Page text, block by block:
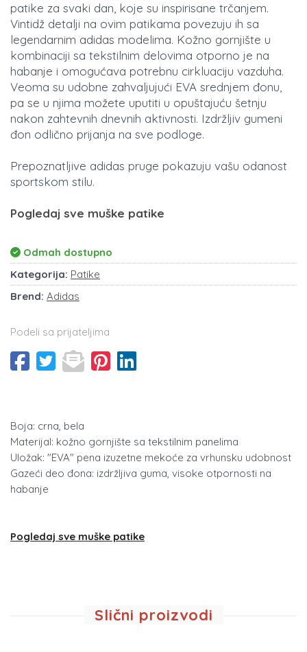
patike za svaki dan, koje su inspirisane trčanjem.
Vintidž detalji na ovim patikama povezuju ih sa
legendarnim adidas modelima. Kožno gornjište u
kombinaciji sa tekstilnim delovima otporno je na
habanje i omogućava potrebnu cirkluaciju vazduha.
Veoma su udobne zahvaljujući EVA srednjem đonu,
pa se u njima možete uputiti u opuštajuću šetnju
nakon zahtevnih dnevnih aktivnosti. Izdržljiv gumeni
đon odlično prijanja na sve podloge.
Prepoznatljive adidas pruge pokazuju vašu odanost
sportskom stilu.
Pogledaj sve muške patike
Odmah dostupno
Kategorija: Patike
Brend: Adidas
Podeli sa prijateljima
Boja: crna, bela
Materijal: kožno gornjište sa tekstilnim panelima
Uložak: "EVA" pena izuzetne mekoće za vrhunsku udobnost
Gazeći deo đona: izdržljiva guma, visoke otpornosti na
habanje
Pogledaj sve muške patike
Slični proizvodi